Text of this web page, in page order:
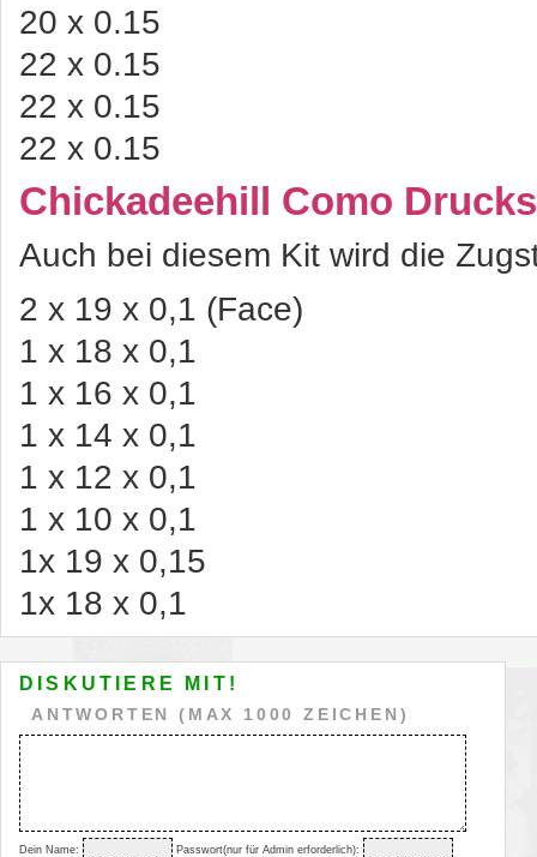
20 x 0.15
22 x 0.15
22 x 0.15
22 x 0.15
Chickadeehill Como
Auch bei diesem Kit wird die
2 x 19 x 0,1 (Face)
1 x 18 x 0,1
1 x 16 x 0,1
1 x 14 x 0,1
1 x 12 x 0,1
1 x 10 x 0,1
1x 19 x 0,15
1x 18 x 0,1
DISKUTIERE MIT!
ANTWORTEN (MAX 1000 ZEICHEN)
Dein Name: Passwort(nur für Admin erforderlich):